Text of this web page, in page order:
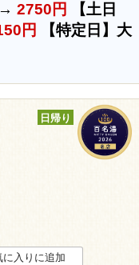
2750円
【土日
円
【特定日】大
日帰り
に入りに追加